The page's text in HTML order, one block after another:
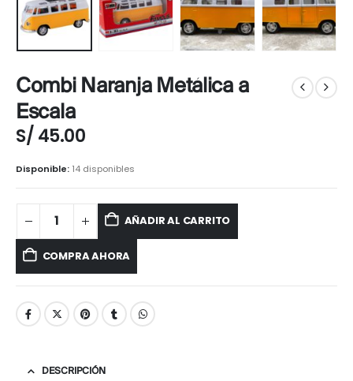
Combi Naranja Metálica a
Escala
S/ 45.00
Disponible: 14 disponibles
AÑADIR AL CARRITO
COMPRA AHORA
DESCRIPCIÓN